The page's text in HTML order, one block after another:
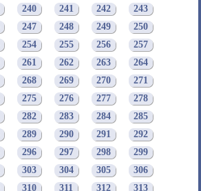
240 241 242
243
247 248 249
250
254 255 256
257
261 262 263
264
268 269 270
271
275 276 277
278
282 283 284
285
289 290 291
292
296 297 298
299
303 304 305
306
310 311 312
313